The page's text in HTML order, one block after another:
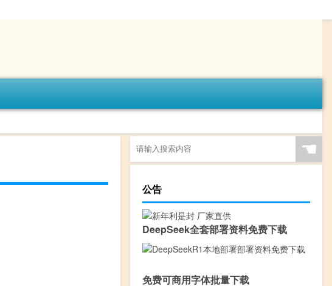
☚
公告
DeepSeek全套部署资料免费下载
免费可商用字体批量下载